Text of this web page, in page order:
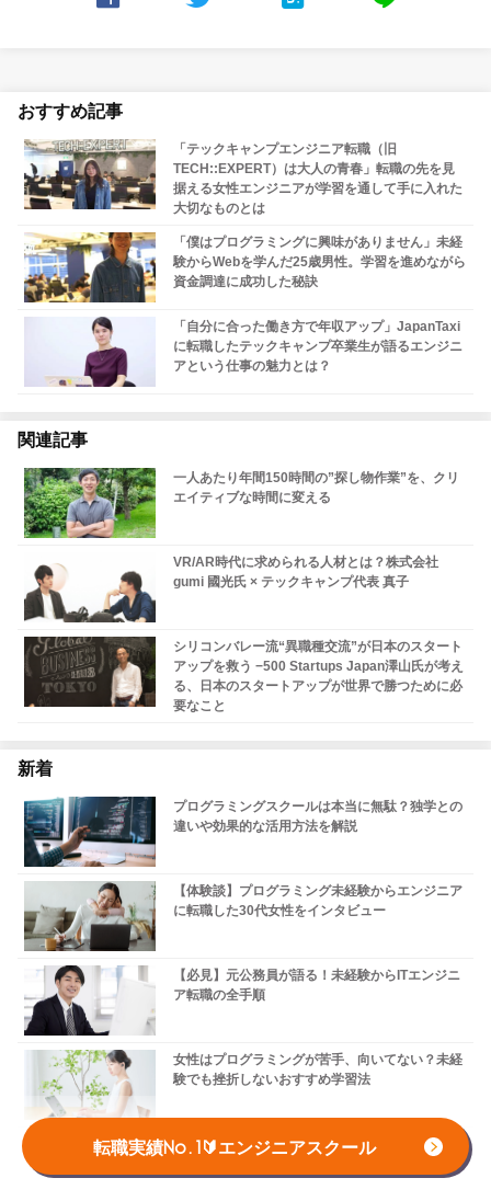
転職実績No.1🔰エンジニアスクール
おすすめ記事
「テックキャンプエンジニア転職（旧
TECH::EXPERT）は大人の青春」転職の先を見
据える女性エンジニアが学習を通して手に入れた
大切なものとは
「僕はプログラミングに興味がありません」未経
験からWebを学んだ25歳男性。学習を進めながら
資金調達に成功した秘訣
「自分に合った働き方で年収アップ」JapanTaxi
に転職したテックキャンプ卒業生が語るエンジニ
アという仕事の魅力とは？
関連記事
一人あたり年間150時間の”探し物作業”を、クリ
エイティブな時間に変える
VR/AR時代に求められる人材とは？株式会社
gumi 國光氏 × テックキャンプ代表 真子
シリコンバレー流“異職種交流”が日本のスタート
アップを救う −500 Startups Japan澤山氏が考え
る、日本のスタートアップが世界で勝つために必
要なこと
新着
プログラミングスクールは本当に無駄？独学との
違いや効果的な活用方法を解説
【体験談】プログラミング未経験からエンジニア
に転職した30代女性をインタビュー
【必見】元公務員が語る！未経験からITエンジニ
ア転職の全手順
女性はプログラミングが苦手、向いてない？未経
験でも挫折しないおすすめ学習法
Webデザイナーは独学でも目指せる？スキルの身